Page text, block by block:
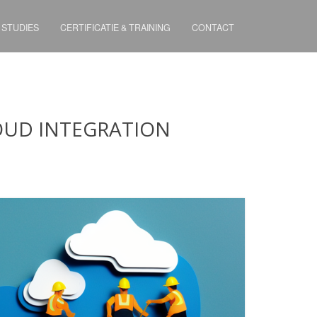
CERTIFICATIE & TRAINING CONTACT
INTEGRATION